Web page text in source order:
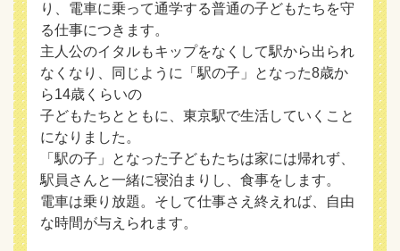
り、電車に乗って通学する普通の子どもたちを守
る仕事につきます。
主人公のイタルもキップをなくして駅から出られ
なくなり、同じように「駅の子」となった8歳か
ら14歳くらいの
子どもたちとともに、東京駅で生活していくこと
になりました。
「駅の子」となった子どもたちは家には帰れず、
駅員さんと一緒に寝泊まりし、食事をします。
電車は乗り放題。そして仕事さえ終えれば、自由
な時間が与えられます。